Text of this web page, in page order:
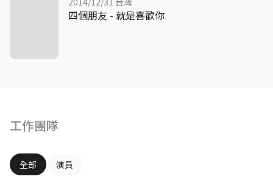
工作團隊
全部 演員
四個朋友 - 就是喜歡你